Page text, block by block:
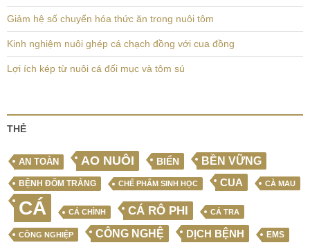
Giảm hệ số chuyển hóa thức ăn trong nuôi tôm
Kinh nghiệm nuôi ghép cá chạch đồng với cua đồng
Lợi ích kép từ nuôi cá đối mục và tôm sú
THẺ
AN TOÀN AO NUÔI BIỂN BỀN VỮNG
BỆNH ĐỐM TRẮNG CHẾ PHẨM SINH HỌC CUA CÀ MAU
CÁ CÁ CHÌNH CÁ RÔ PHI CÁ TRA
CÔNG NGHIỆP CÔNG NGHỆ DỊCH BỆNH EMS